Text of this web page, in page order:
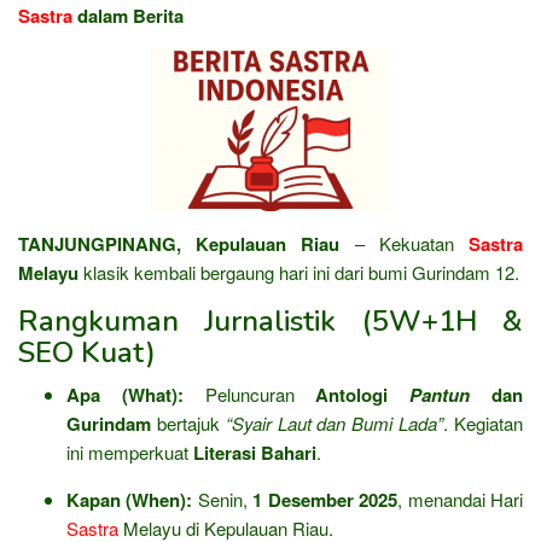
Sastradalam Berita
TANJUNGPINANG, Kepulauan Riau – KekuatanSastra
Melayuklasik kembali bergaung hari ini dari bumi Gurindam 12.
Rangkuman Jurnalistik (5W+1H &
SEO Kuat)
Apa (What): PeluncuranAntologiPantun dan
Gurindam bertajuk “Syair Laut dan Bumi Lada”. Kegiatan
ini memperkuat Literasi Bahari.
Kapan (When): Senin, 1 Desember 2025, menandai Hari
Sastra Melayu di Kepulauan Riau.